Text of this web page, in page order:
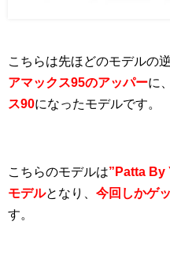
こちらは先ほどのモデルの
アマックス95のアッパーに、
ス90になったモデルです。
こちらのモデルは”Patta By
モデルとなり、 今回しかゲ
す。